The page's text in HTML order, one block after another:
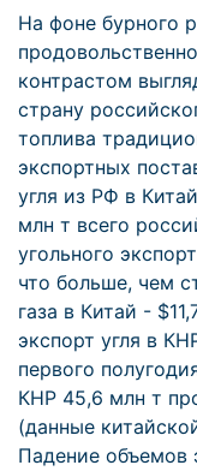
На фоне бурного
контрастом
страну
топлива
экспортных
угля из РФ в
млн т всего
угольного
что больше, чем
газа в Китай -
экспорт угля в
первого
КНР 45,6 млн т
(данные
Падение объемов